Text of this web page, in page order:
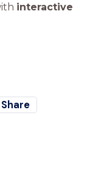
interactive
Share